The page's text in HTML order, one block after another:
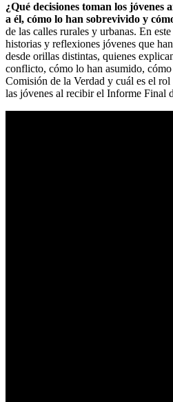
¿Qué decisiones toman los jóvenes
a él, cómo lo han sobrevivido y
de las calles rurales y urbanas. En
historias y reflexiones jóvenes que
desde orillas distintas, quienes
conflicto, cómo lo han asumido,
Comisión de la Verdad y cuál es el
las jóvenes al recibir el Informe Final